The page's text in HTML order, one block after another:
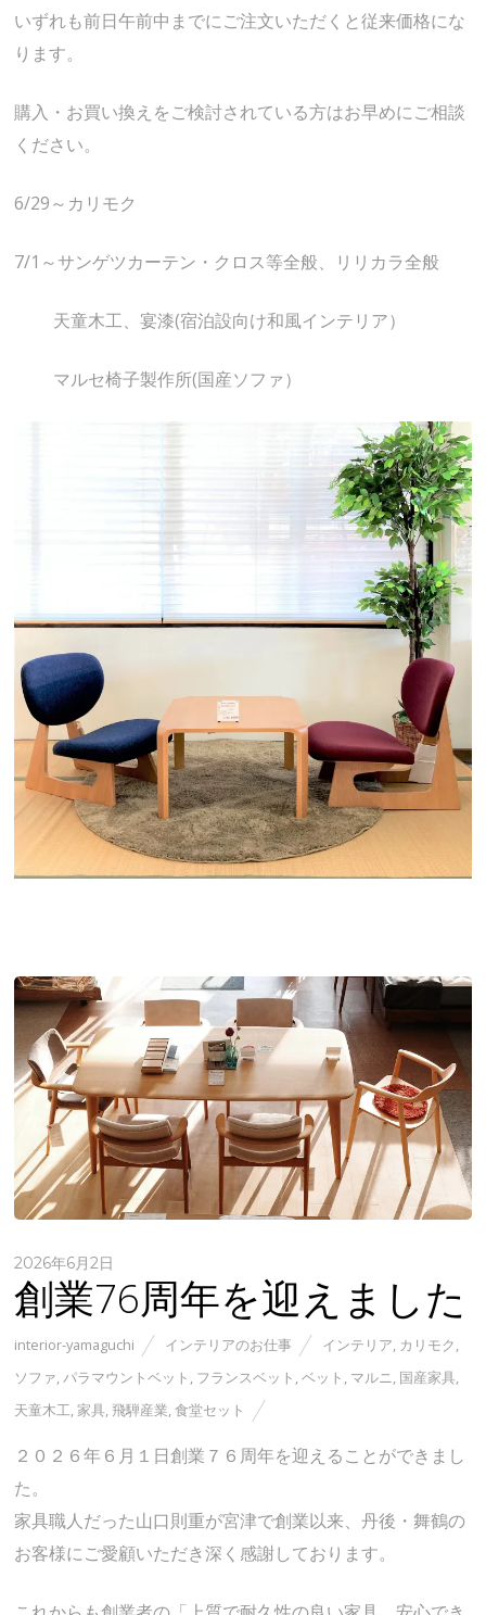
いずれも前日午前中までにご注文いただくと従来価格にな
ります。
購入・お買い換えをご検討されている方はお早めにご相談
ください。
6/29～カリモク
7/1～サンゲツカーテン・クロス等全般、リリカラ全般
天童木工、宴漆(宿泊設向け和風インテリア）
マルセ椅子製作所(国産ソファ）
2026年6月2日
創業76周年を迎えました
interior-yamaguchi インテリアのお仕事 インテリア カリモク
ソファ パラマウントベット フランスベット ,ベット マルニ 国産家具
天童木工 ,家具 ,飛騨産業 ,食堂セット
２０２６年６月１日創業７６周年を迎えることができまし
た。
家具職人だった山口則重が宮津で創業以来、丹後・舞鶴の
お客様にご愛顧いただき深く感謝しております。